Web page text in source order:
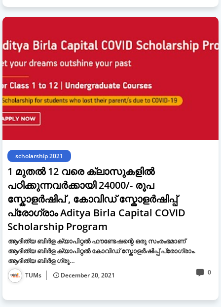
scholarship 2021
1 മുതൽ 12 വരെ ക്ലാസുകളിൽ
പഠിക്കുന്നവർക്കായി 24000/- രൂപ
സ്കോളർഷിപ് , കോവിഡ് സ്കോളർഷിപ്പ്
പ്രോഗ്രാം Aditya Birla Capital COVID
Scholarship Program
ആദിത്യ ബിർള ക്യാപിറ്റൽ ഫൗണ്ടേഷന്റെ ഒരു സംരംഭമാണ്
ആദിത്യ ബിർള ക്യാപിറ്റൽ കോവിഡ് സ്കോളർഷിപ്പ് പ്രോഗ്രാം.
ആദിത്യ ബിർള ഗ്രൂ…
TUMs December 20, 2021 0